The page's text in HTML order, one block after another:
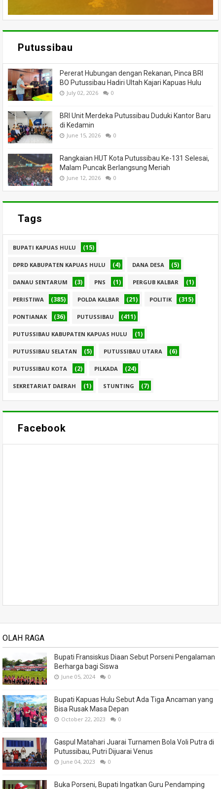
Putussibau
Pererat Hubungan dengan Rekanan, Pinca BRI
BO Putussibau Hadiri Ultah Kajari Kapuas Hulu
July 02, 2026 0
BRI Unit Merdeka Putussibau Duduki Kantor Baru
di Kedamin
June 15, 2026 0
Rangkaian HUT Kota Putussibau Ke-131 Selesai,
Malam Puncak Berlangsung Meriah
June 12, 2026 0
Tags
BUPATI KAPUAS HULU (15)
DPRD KABUPATEN KAPUAS HULU (4) DANA DESA (5)
DANAU SENTARUM (3) PNS (1) PERGUB KALBAR (1)
PERISTIWA (385) POLDA KALBAR (21) POLITIK (315)
PONTIANAK (36) PUTUSSIBAU (411)
PUTUSSIBAU KABUPATEN KAPUAS HULU (1)
PUTUSSIBAU SELATAN (5) PUTUSSIBAU UTARA (6)
PUTUSSIBAU KOTA (2) PILKADA (24)
SEKRETARIAT DAERAH (1) STUNTING (7)
Facebook
OLAH RAGA
Bupati Fransiskus Diaan Sebut Porseni Pengalaman
Berharga bagi Siswa
June 05, 2024 0
Bupati Kapuas Hulu Sebut Ada Tiga Ancaman yang
Bisa Rusak Masa Depan
October 22, 2023 0
Gaspul Matahari Juarai Turnamen Bola Voli Putra di
Putussibau, Putri Dijuarai Venus
June 04, 2023 0
Buka Porseni, Bupati Ingatkan Guru Pendamping